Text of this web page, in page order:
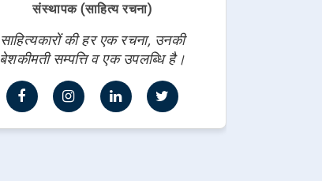
संस्थापक (साहित्य रचना)
साहित्यकारों की हर एक रचना, उनकी
बेशकीमती सम्पत्ति व एक उपलब्धि है।